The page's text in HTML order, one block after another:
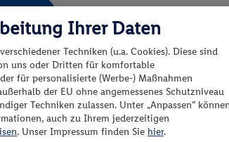
Vielfalt erleben
Ihrer Daten
Techniken (u.a. Cookies). Diese sind
uns oder Dritten für komfortable
für personalisierte (Werbe-) Maßnahmen
der EU ohne angemessenes Schutzniveau
Techniken zulassen. Unter „Anpassen“ können
auch zu Ihrem jederzeitigen
. Unser Impressum finden Sie hier.